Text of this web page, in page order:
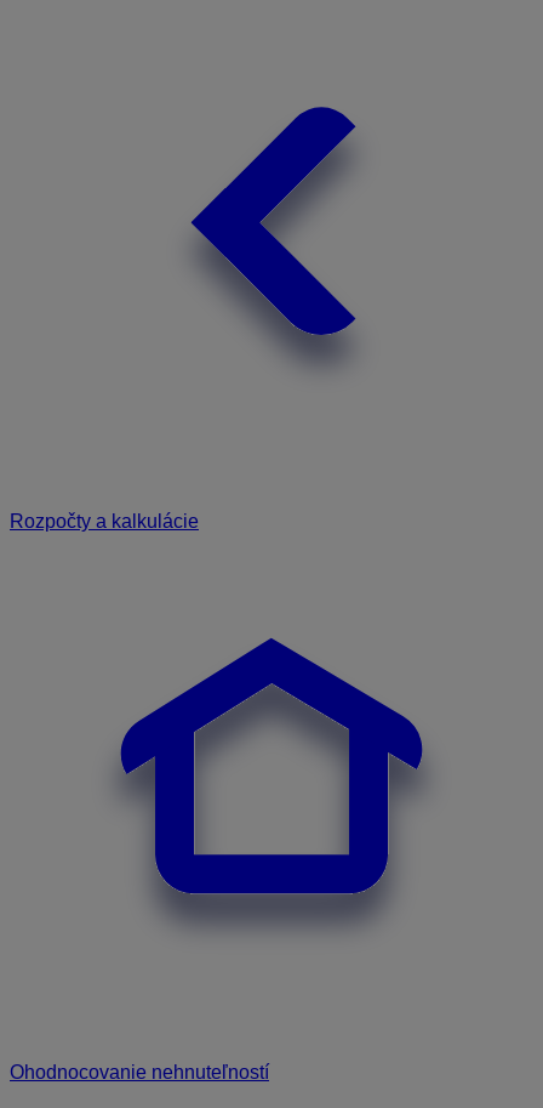
Rozpočty a kalkulácie
Ohodnocovanie nehnuteľností